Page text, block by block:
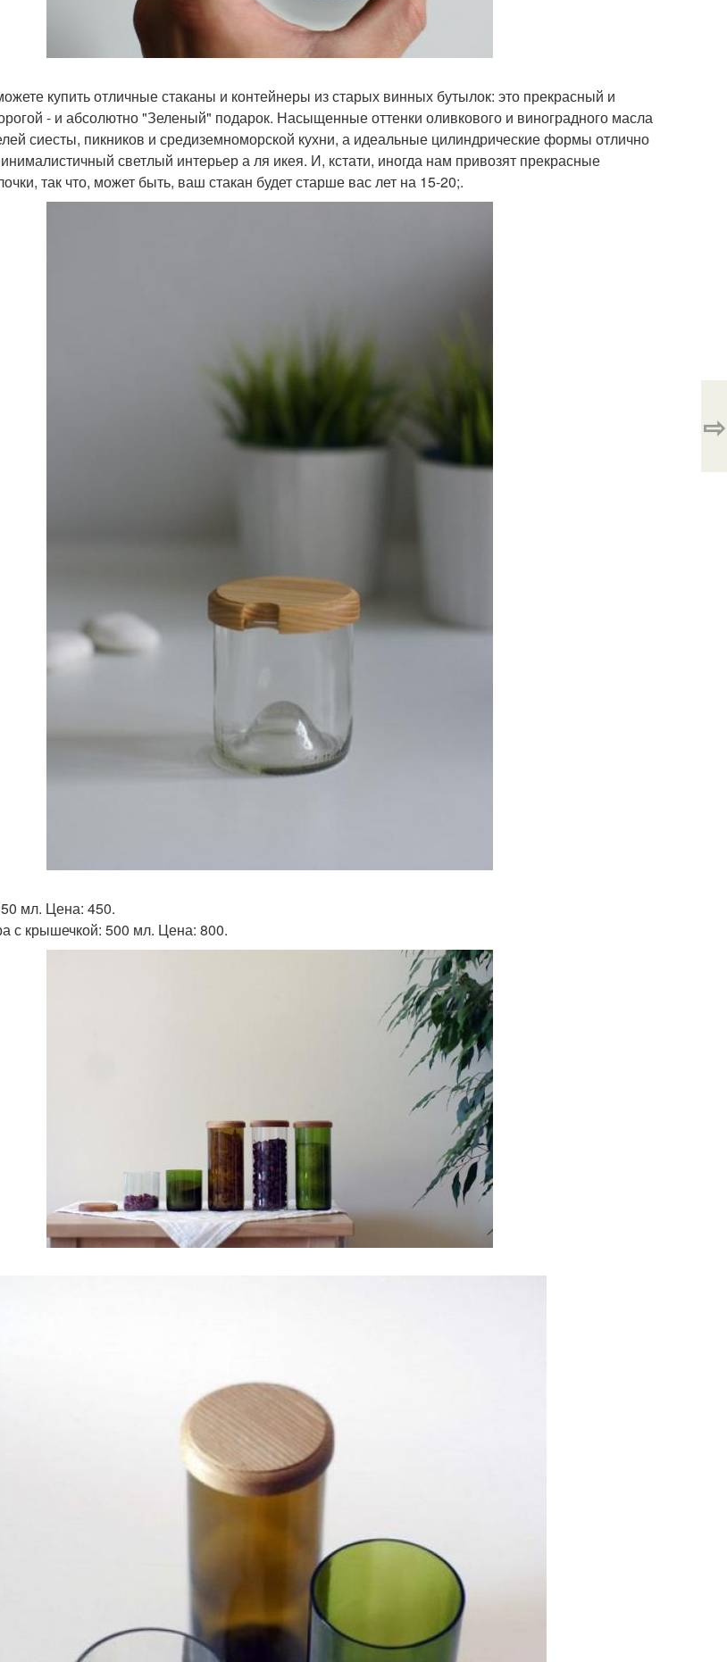
купить отличные стаканы и контейнеры из старых винных бутылок: это прекрасный и
- и абсолютно "Зеленый" подарок. Насыщенные оттенки оливкового и виноградного масла
сиесты, пикников и средиземноморской кухни, а идеальные цилиндрические формы отлично
светлый интерьер а ля икея. И, кстати, иногда нам привозят прекрасные
так что, может быть, ваш стакан будет старше вас лет на 15-20;.
мл. Цена: 450.
с крышечкой: 500 мл. Цена: 800.
⇨